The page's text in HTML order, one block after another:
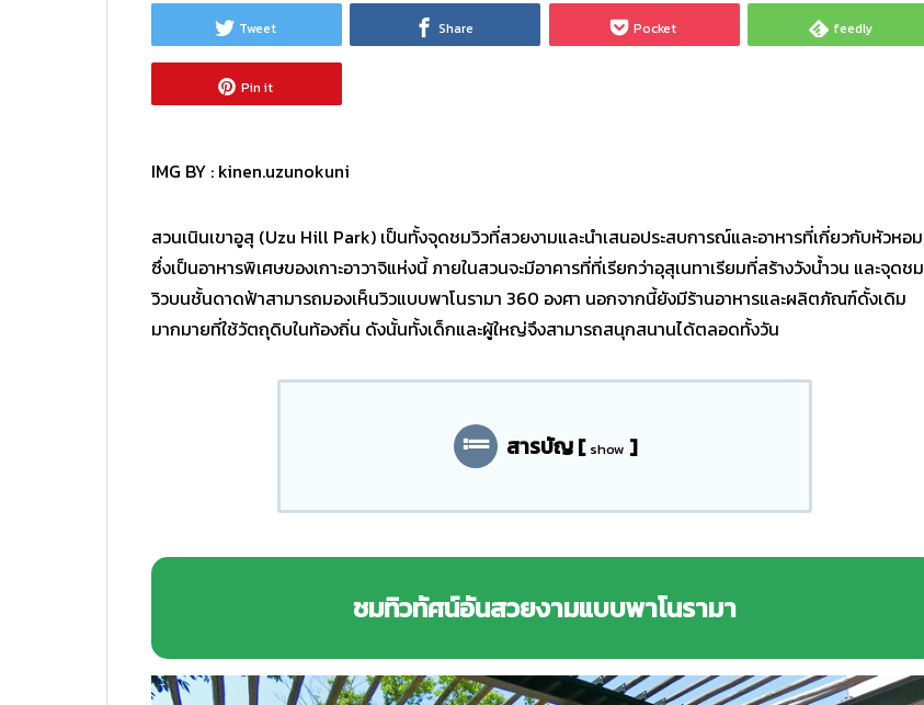
Tweet Share Pocket feedly
Pin it
IMG BY : kinen.uzunokuni
สวนเนินเขาอูสุ (Uzu Hill Park) เป็นทั้งจุดชมวิวที่สวยงามและนำเสนอประสบการณ์และอาหารที่เกี่ยวกับหัวหอม
ซึ่งเป็นอาหารพิเศษของเกาะอาวาจิแห่งนี้ ภายในสวนจะมีอาคารที่ที่เรียกว่าอุสุเนทาเรียมที่สร้างวังน้ำวน และจุดชม
วิวบนชั้นดาดฟ้าสามารถมองเห็นวิวแบบพาโนรามา 360 องศา นอกจากนี้ยังมีร้านอาหารและผลิตภัณฑ์ดั้งเดิม
มากมายที่ใช้วัตถุดิบในท้องถิ่น ดังนั้นทั้งเด็กและผู้ใหญ่จึงสามารถสนุกสนานได้ตลอดทั้งวัน
สารบัญ[ show ]
ชมทิวทัศน์อันสวยงามแบบพาโนรามา